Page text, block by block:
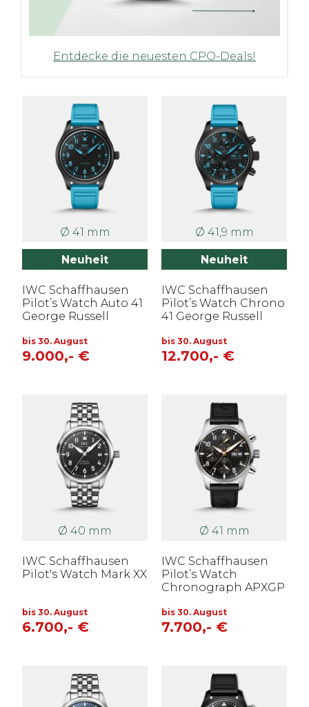
Entdecke die neuesten CPO-Deals!
Ø 41 mm
Neuheit
IWC Schaffhausen
Pilot’s Watch Auto 41
George Russell
bis 30. August
9.000,- €
Ø 41,9 mm
Neuheit
IWC Schaffhausen
Pilot’s Watch Chrono
41 George Russell
bis 30. August
12.700,- €
Ø 40 mm
IWC Schaffhausen
Pilot's Watch Mark XX
bis 30. August
6.700,- €
Ø 41 mm
IWC Schaffhausen
Pilot’s Watch
Chronograph APXGP
bis 30. August
7.700,- €